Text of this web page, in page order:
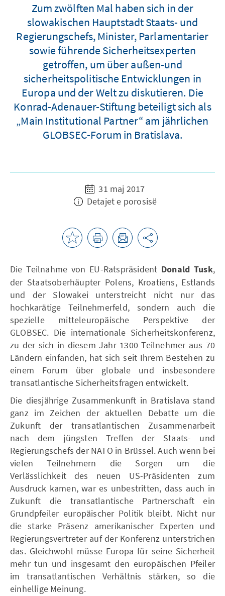
Zum zwölften Mal haben sich in der
slowakischen Hauptstadt Staats- und
Regierungschefs, Minister, Parlamentarier
sowie führende Sicherheitsexperten
getroffen, um über außen-und
sicherheitspolitische Entwicklungen in
Europa und der Welt zu diskutieren. Die
Konrad-Adenauer-Stiftung beteiligt sich als
„Main Institutional Partner“ am jährlichen
GLOBSEC-Forum in Bratislava.
31 maj 2017
Detajet e porosisë
Die Teilnahme von EU-Ratspräsident Donald Tusk,
der Staatsoberhäupter Polens, Kroatiens, Estlands
und der Slowakei unterstreicht nicht nur das
hochkarätige Teilnehmerfeld, sondern auch die
spezielle mitteleuropäische Perspektive der
GLOBSEC. Die internationale Sicherheitskonferenz,
zu der sich in diesem Jahr 1300 Teilnehmer aus 70
Ländern einfanden, hat sich seit Ihrem Bestehen zu
einem Forum über globale und insbesondere
transatlantische Sicherheitsfragen entwickelt.
Die diesjährige Zusammenkunft in Bratislava stand
ganz im Zeichen der aktuellen Debatte um die
Zukunft der transatlantischen Zusammenarbeit
nach dem jüngsten Treffen der Staats- und
Regierungschefs der NATO in Brüssel. Auch wenn bei
vielen Teilnehmern die Sorgen um die
Verlässlichkeit des neuen US-Präsidenten zum
Ausdruck kamen, war es unbestritten, dass auch in
Zukunft die transatlantische Partnerschaft ein
Grundpfeiler europäischer Politik bleibt. Nicht nur
die starke Präsenz amerikanischer Experten und
Regierungsvertreter auf der Konferenz unterstrichen
das. Gleichwohl müsse Europa für seine Sicherheit
mehr tun und insgesamt den europäischen Pfeiler
im transatlantischen Verhältnis stärken, so die
einhellige Meinung.